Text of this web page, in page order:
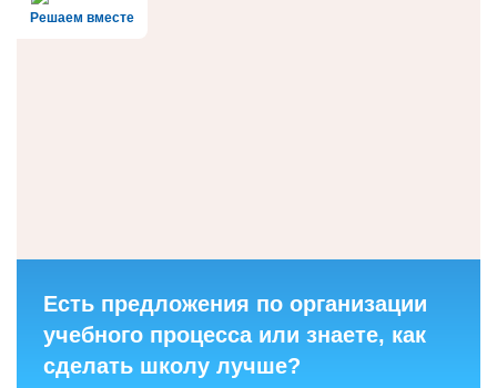
Решаем вместе
Есть предложения по организации
учебного процесса или знаете, как
сделать школу лучше?